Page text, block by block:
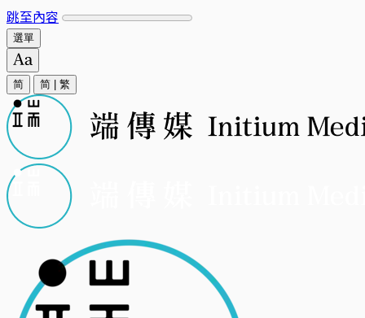
跳至內容
選單
简 简 繁